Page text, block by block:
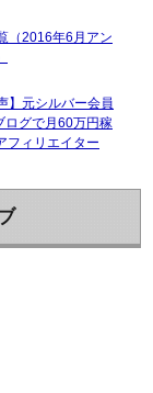
（2016年6月アン
】元シルバー会員
ログで月60万円稼
フィリエイター